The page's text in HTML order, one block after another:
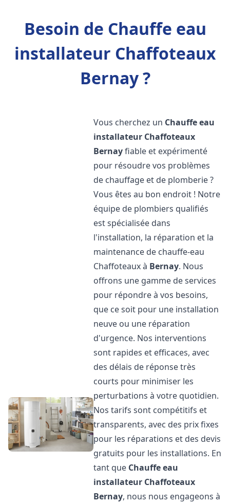
Besoin de Chauffe eau
installateur Chaffoteaux
Bernay ?
Vous cherchez un Chauffe eau
installateur Chaffoteaux
Bernayfiable et expérimenté
pour résoudre vos problèmes
de chauffage et de plomberie ?
Vous êtes au bon endroit ! Notre
équipe de plombiers qualifiés
est spécialisée dans
l'installation, la réparation et la
maintenance de chauffe-eau
Chaffoteaux à Bernay. Nous
offrons une gamme de services
pour répondre à vos besoins,
que ce soit pour une installation
neuve ou une réparation
d'urgence. Nos interventions
sont rapides et efficaces, avec
des délais de réponse très
courts pour minimiser les
perturbations à votre quotidien.
Nos tarifs sont compétitifs et
transparents, avec des prix fixes
pour les réparations et des devis
gratuits pour les installations. En
tant que Chauffe eau
installateur Chaffoteaux
Bernay, nous nous engageons à